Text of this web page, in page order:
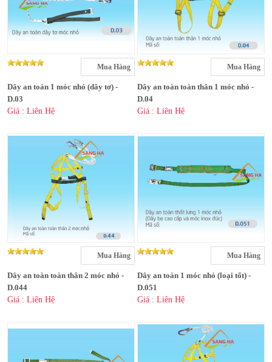
Mua Hàng
Dây an toàn 1 móc nhỏ (dây tơ) -
D.03
Giá : Liên Hệ
Mua Hàng
Dây an toàn toàn thân 1 móc nhỏ -
D.04
Giá : Liên Hệ
Mua Hàng
Dây an toàn toàn thân 2 móc nhỏ -
D.044
Giá : Liên Hệ
Mua Hàng
Dây an toàn 1 móc nhỏ (loại tốt) -
D.051
Giá : Liên Hệ